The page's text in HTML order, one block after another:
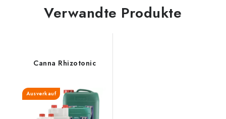
Verwandte Produkte
Canna Rhizotonic
Ausverkauf